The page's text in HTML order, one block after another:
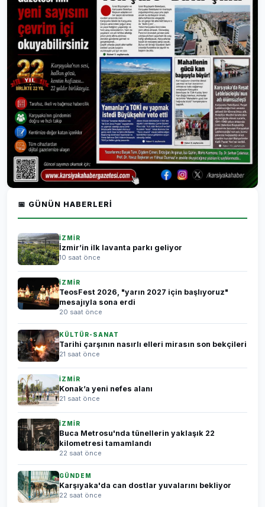
📅 GÜNÜN HABERLERI
İZMİR
İzmir’in ilk lavanta parkı geliyor
10 saat önce
İZMİR
TeosFest 2026, "yarın 2027 için başlıyoruz"
mesajıyla sona erdi
20 saat önce
KÜLTÜR-SANAT
Tarihi çarşının nasırlı elleri mirasın son bekçileri
21 saat önce
İZMİR
Konak’a yeni nefes alanı
21 saat önce
İZMİR
Buca Metrosu'nda tünellerin yaklaşık 22
kilometresi tamamlandı
22 saat önce
GÜNDEM
Karşıyaka'da can dostlar yuvalarını bekliyor
22 saat önce